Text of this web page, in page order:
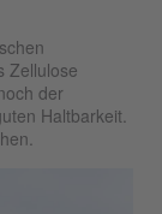
Zellulose
der
Haltbarkeit.